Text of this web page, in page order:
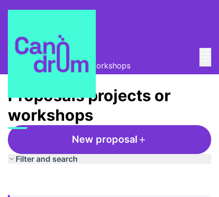
La Colla de les dades
Proposals projects or workshops
Proposals projects or
workshops
New proposal
Filter and search